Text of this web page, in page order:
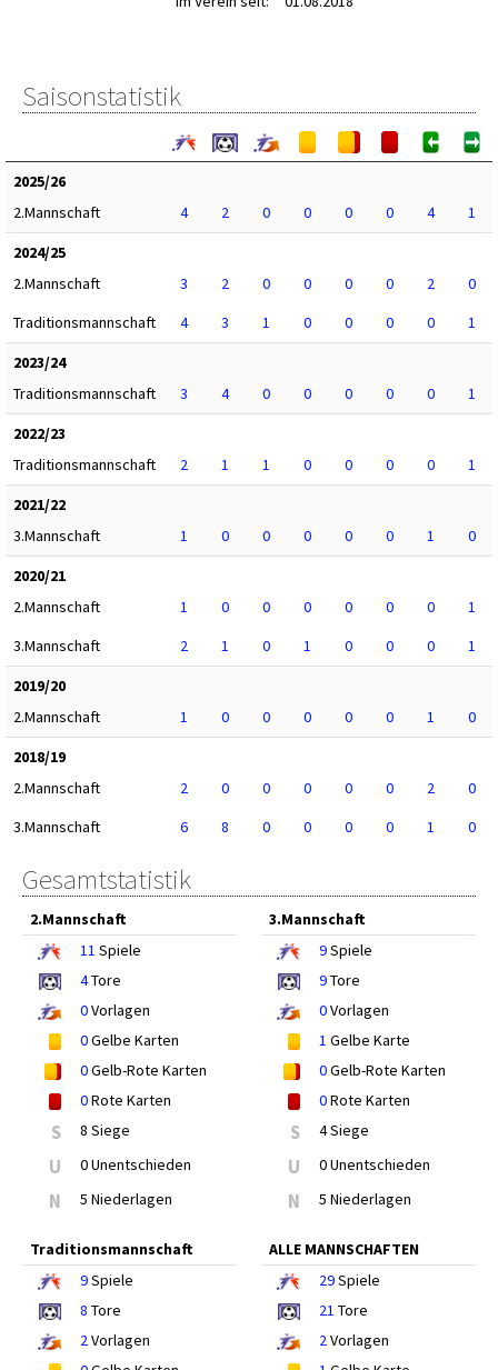
Saisonstatistik
2025/26
2.Mannschaft
4 2 0 0 0 0 4
1
2024/25
2.Mannschaft
3 2 0 0 0 0 2
0
Traditionsmannschaft
4 3 1 0 0 0 0
1
2023/24
Traditionsmannschaft
3 4 0 0 0 0 0
1
2022/23
Traditionsmannschaft
2 1 1 0 0 0 0
1
2021/22
3.Mannschaft
1 0 0 0 0 0 1
0
2020/21
2.Mannschaft
1 0 0 0 0 0 0
1
3.Mannschaft
2 1 0 1 0 0 0
1
2019/20
2.Mannschaft
1 0 0 0 0 0 1
0
2018/19
2.Mannschaft
2 0 0 0 0 0 2
0
3.Mannschaft
6 8 0 0 0 0 1 0
Gesamtstatistik
2.Mannschaft
11 Spiele
4Tore
0Vorlagen
0Gelbe Karten
0Gelb-Rote Karten
0Rote Karten
S 8 Siege
U 0 Unentschieden
N 5 Niederlagen
3.Mannschaft
9Spiele
9Tore
0Vorlagen
1 Gelbe Karte
0Gelb-Rote Karten
0Rote Karten
S 4 Siege
U 0 Unentschieden
N 5 Niederlagen
Traditionsmannschaft
9Spiele
8 Tore
2Vorlagen
ALLE MANNSCHAFTEN
29Spiele
21 Tore
2Vorlagen